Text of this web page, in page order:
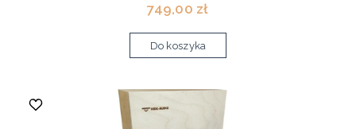
749,00 zł
Do koszyka